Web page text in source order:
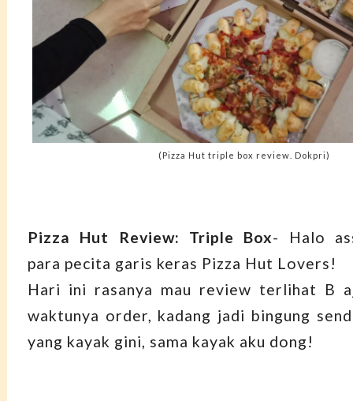
(Pizza Hut triple box review. Dokpri)
Pizza Hut Review: Triple Box- Halo
para pecita garis keras Pizza Hut Lovers!
Hari ini rasanya mau review terlihat B
waktunya order, kadang jadi bingung
yang kayak gini, sama kayak aku dong!